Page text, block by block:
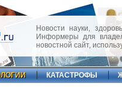
Новости науки,
Информеры для
новостной сайт,
КАТАСТРОФЫ